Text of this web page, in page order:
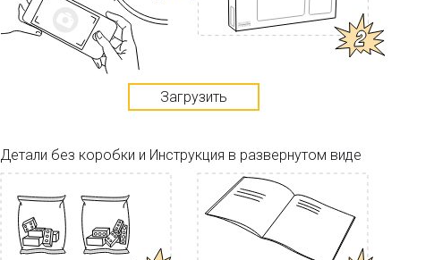
Загрузить
Детали без коробки и Инструкция в развернутом виде